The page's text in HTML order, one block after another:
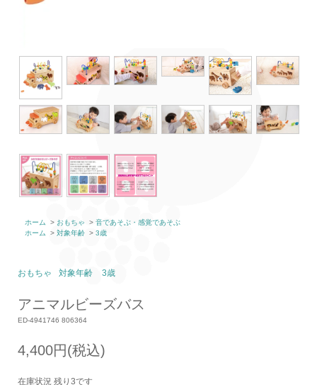
ホーム > おもちゃ > 音であそぶ・感覚であそぶ
ホーム
> 対象年齢 > 3歳
おもちゃ 対象年齢 3歳
アニマルビーズバス
ED-4941746 806364
4,400円(税込)
在庫状況 残り3です